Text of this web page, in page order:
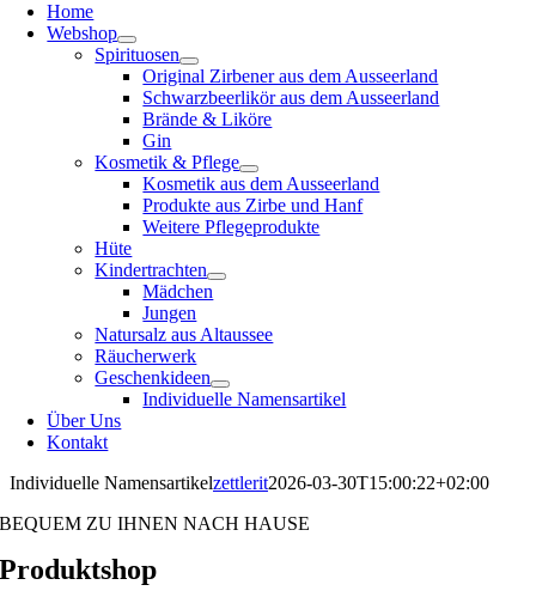
Home
Webshop
Spirituosen
Original Zirbener aus dem Ausseerland
Schwarzbeerlikör aus dem Ausseerland
Brände & Liköre
Gin
Kosmetik & Pflege
Kosmetik aus dem Ausseerland
Produkte aus Zirbe und Hanf
Weitere Pflegeprodukte
Hüte
Kindertrachten
Mädchen
Jungen
Natursalz aus Altaussee
Räucherwerk
Geschenkideen
Individuelle Namensartikel
Über Uns
Kontakt
Individuelle Namensartikelzettlerit2026-03-30T15:00:22+02:00
BEQUEM ZU IHNEN NACH HAUSE
Produktshop